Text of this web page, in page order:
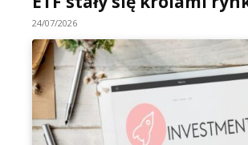
24/07/2026